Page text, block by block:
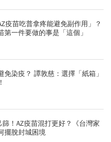
疫苗吃普拿疼能避免副作用」？
第一件要做的事是「這個」
免染疫？ 譚敦慈：選擇「紙箱」
！AZ疫苗混打更好？《台灣家
擺脫封城困境